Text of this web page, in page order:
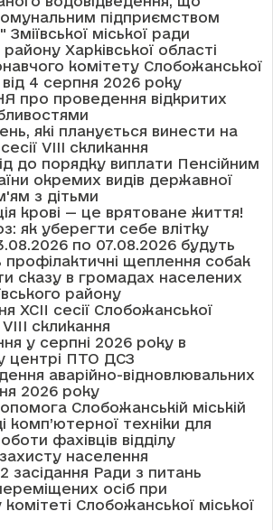
підприємством
Зміївської міської ради
району Харківської області
комітету Слобожанської
від 4 серпня 2026 року
проведення відкритих
які планується винести на
VІІІ скликання
до порядку виплати Пенсійним
окремих видів державної
з дітьми
крові — це врятоване життя!
як уберегти себе влітку
по 07.08.2026 будуть
профілактичні щеплення собак
сказу в громадах населених
району
XCII сесії Слобожанської
скликання
у серпні 2026 року в
центрі ПТО ДСЗ
аварійно-відновлювальних
2026 року
Слобожанській міській
комп’ютерної техніки для
фахівців відділу
населення
Ради з питань
осіб при
Слобожанської міської